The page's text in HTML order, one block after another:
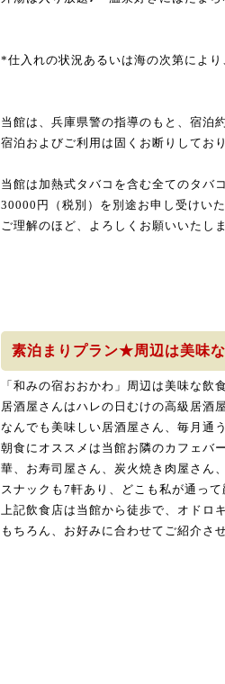
*仕入れの状況あるいは海の次第により
当館は、兵庫県警の指導のもと、宿泊
宿泊およびご利用は固くお断りしており
当館は加熱式タバコを含む全てのタバ
30000円（税別）を別途お申し受けいた
ご理解のほど、よろしくお願いいたしま
素泊まりプラン★周辺は美味
「和みの宿おおかわ」周辺は美味な飲
居酒屋さんはハレの日むけの高級居酒
なんでも美味しい居酒屋さん、毎月通
朝食にオススメは当館お隣のカフェバ
華、お寿司屋さん、炭火焼き肉屋さん
スナックも7軒あり、どこも私が通っ
上記飲食店は当館から徒歩で、オドロ
もちろん、お好みに合わせてご紹介さ